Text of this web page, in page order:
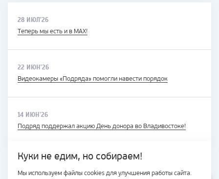
Куки не едим, но собираем!
Мы используем файлы cookies для улучшения работы сайта.
28 ИЮЛ'26
Теперь мы есть и в MAX!
22 ИЮН'26
Видеокамеры «Подряда» помогли навести порядок
14 ИЮН'26
Подряд поддержал акцию День донора во Владивостоке!